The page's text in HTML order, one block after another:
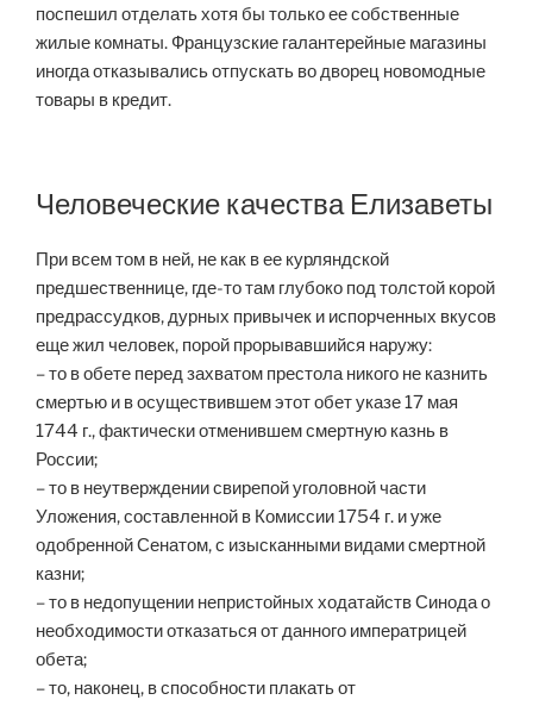
поспешил отделать хотя бы только ее собственные
жилые комнаты. Французские галантерейные магазины
иногда отказывались отпускать во дворец новомодные
товары в кредит.
Человеческие качества Елизаветы
При всем том в ней, не как в ее курляндской
предшественнице, где-то там глубоко под толстой корой
предрассудков, дурных привычек и испорченных вкусов
еще жил человек, порой прорывавшийся наружу:
– то в обете перед захватом престола никого не казнить
смертью и в осуществившем этот обет указе 17 мая
1744 г., фактически отменившем смертную казнь в
России;
– то в неутверждении свирепой уголовной части
Уложения, составленной в Комиссии 1754 г. и уже
одобренной Сенатом, с изысканными видами смертной
казни;
– то в недопущении непристойных ходатайств Синода о
необходимости отказаться от данного императрицей
обета;
– то, наконец, в способности плакать от